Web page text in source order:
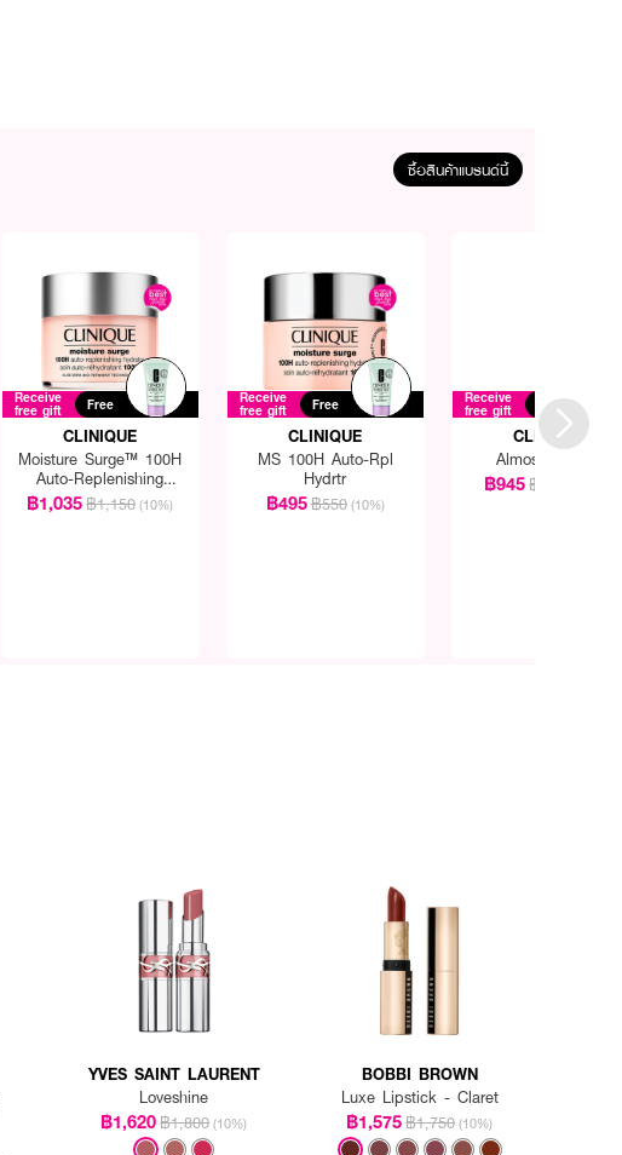
ซื้อสินค้าแบรนด์นี้
Receive
free gift Free
CLINIQUE
Moisture Surge™ 100H
Auto-Replenishing
Hydrator
฿1,035฿1,150 (10%)
Receive
free gift Free
CLINIQUE
MS 100H Auto-Rpl
Hydrtr
฿495฿550 (10%)
Receive
free gift Free
CLINIQUE
Almost Lipstick
฿945฿1,050
YVES SAINT LAURENT
Loveshine
฿1,620฿1,800 (10%)
BOBBI BROWN
Luxe Lipstick - Claret
฿1,575฿1,750 (10%)